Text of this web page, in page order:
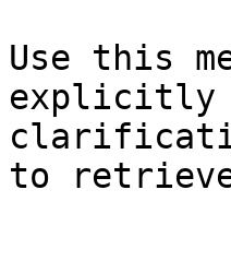
Use this
explicitly